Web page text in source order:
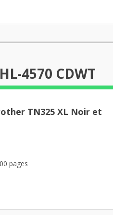
4570 CDWT
TN325 XL Noir et
pages